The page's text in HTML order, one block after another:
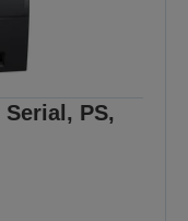
Serial, PS,